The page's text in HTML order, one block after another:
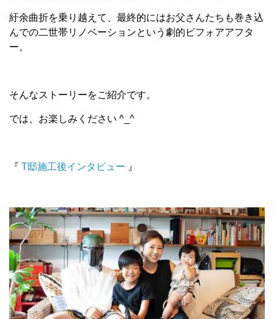
紆余曲折を乗り越えて、最終的にはお父さんたちも巻き込
んでの二世帯リノベーションという劇的ビフォアアフタ
ー。
そんなストーリーをご紹介です。
では、お楽しみください ^_^
『 T邸施工後インタビュー 』